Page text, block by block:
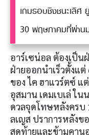
เกมรอบชิงชนะเลิศ
30 พฤษภาคมที่ผ่าน
อาร์เซน่อล ต้องเป็น
ฝ่ายออกนำเร็วตั้งแ
ของ ไค ฮาแวร์ตซ์ แ
อุสมาน เดมเบเล่ ใ
ดวลจุดโทษหลังครบ
ลเญส ปราการหลังข
สุดท้ายและข้ามคาน